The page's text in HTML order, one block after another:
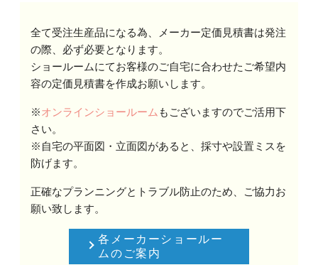
全て受注生産品になる為、メーカー定価見積書は発注
の際、必ず必要となります。
ショールームにてお客様のご自宅に合わせたご希望内
容の定価見積書を作成お願いします。
※オンラインショールーム もございますのでご活用下
さい。
※自宅の平面図・立面図があると、採寸や設置ミスを
防げます。
正確なプランニングとトラブル防止のため、ご協力お
願い致します。
各メーカーショールー
ムのご案内